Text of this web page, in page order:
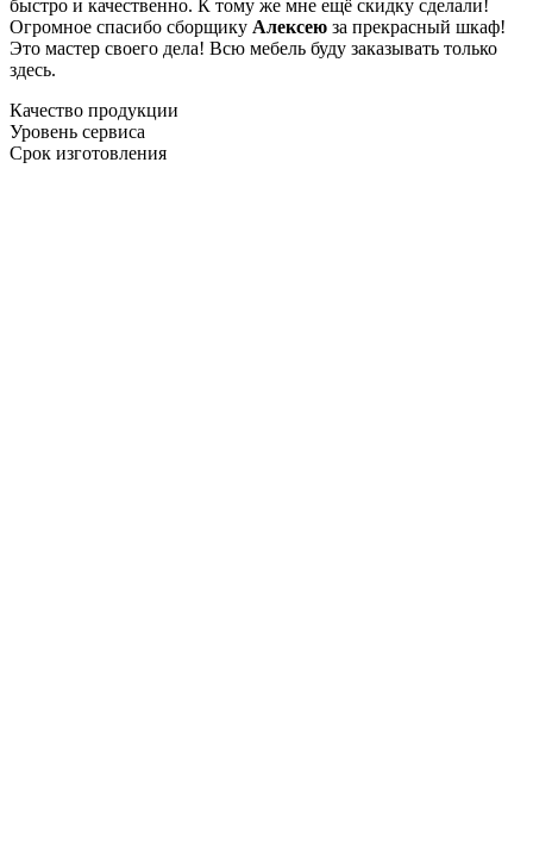
быстро и качественно. К тому же мне ещё скидку сделали!
Огромное спасибо сборщику Алексею за прекрасный шкаф!
Это мастер своего дела! Всю мебель буду заказывать только
здесь.
Качество продукции
Уровень сервиса
Срок изготовления